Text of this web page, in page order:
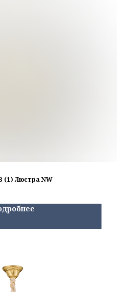
(1) Люстра NW